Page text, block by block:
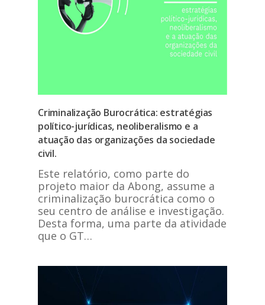
Criminalização Burocrática: estratégias
político-jurídicas, neoliberalismo e a
atuação das organizações da sociedade
civil.
Este relatório, como parte do
projeto maior da Abong, assume a
criminalização burocrática como o
seu centro de análise e investigação.
Desta forma, uma parte da atividade
que o GT…